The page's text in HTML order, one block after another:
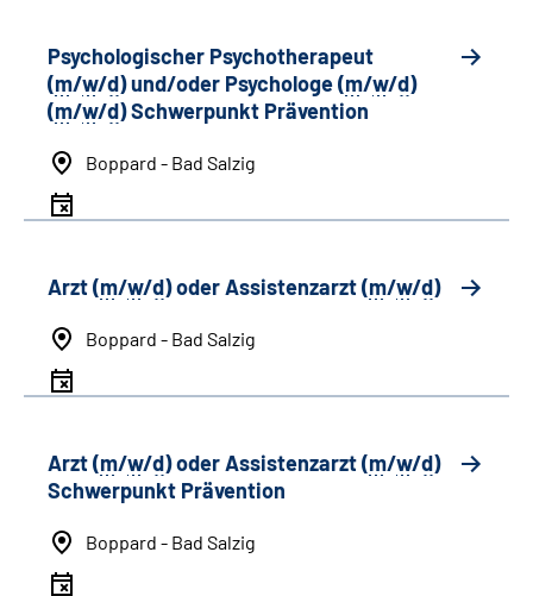
Psychologischer Psychotherapeut
(m/w/d) und/oder Psychologe (m/w/d)
(m/w/d) Schwerpunkt Prävention
Boppard - Bad Salzig
Arzt (m/w/d) oder Assistenzarzt (m/w/d)
Boppard - Bad Salzig
Arzt (m/w/d) oder Assistenzarzt (m/w/d)
Schwerpunkt Prävention
Boppard - Bad Salzig